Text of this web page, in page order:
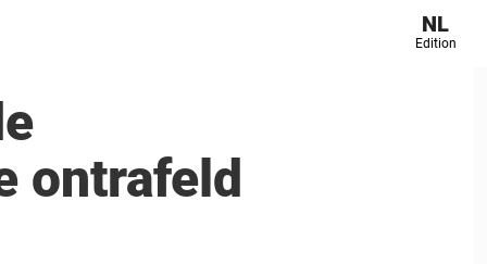
NL
Edition
ontrafeld